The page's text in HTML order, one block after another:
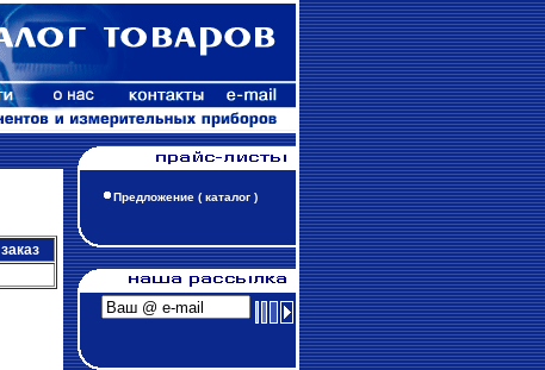
Предложение ( каталог )
заказ